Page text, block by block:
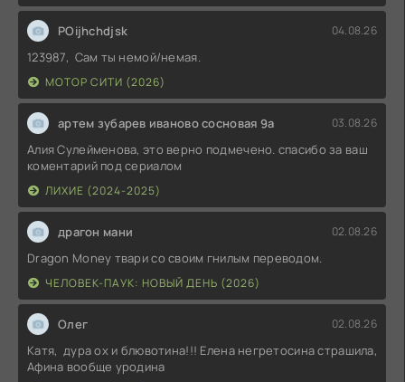
POijhchdjsk 04.08.26
123987, Сам ты немой/немая.
МОТОР СИТИ (2026)
артем зубарев иваново сосновая 9а 03.08.26
Алия Сулейменова, это верно подмечено. спасибо за ваш
коментарий под сериалом
ЛИХИЕ (2024-2025)
драгон мани 02.08.26
Dragon Money твари со своим гнилым переводом.
ЧЕЛОВЕК-ПАУК: НОВЫЙ ДЕНЬ (2026)
Олег 02.08.26
Катя, дура ох и блювотина!!! Елена негретосина страшила,
Афина вообще уродина